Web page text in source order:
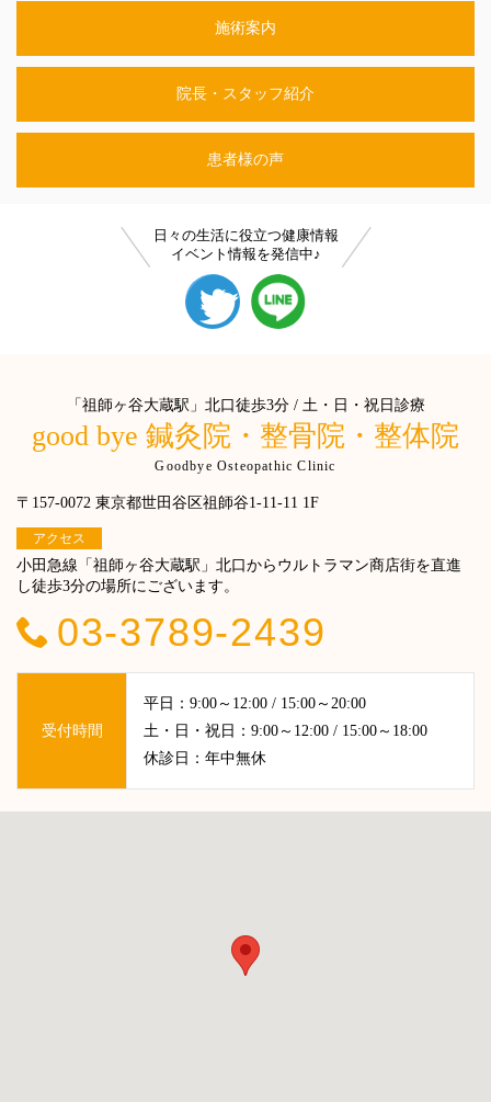
施術案内
院長・スタッフ紹介
患者様の声
日々の生活に役立つ健康情報
イベント情報を発信中♪
「祖師ヶ谷大蔵駅」北口徒歩3分 / 土・日・祝日診療
good bye 鍼灸院・整骨院・整体院
Goodbye Osteopathic Clinic
〒157-0072 東京都世田谷区祖師谷1-11-11 1F
アクセス
小田急線「祖師ヶ谷大蔵駅」北口からウルトラマン商店街を直進
し徒歩3分の場所にございます。
03-3789-2439
受付時間
平日：9:00～12:00 / 15:00～20:00
土・日・祝日：9:00～12:00 / 15:00～18:00
休診日：年中無休